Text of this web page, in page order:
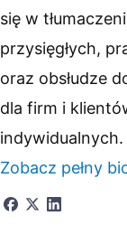
się w
przysięgłych,
oraz obsłudze
dla firm i
indywidualnych.
Zobacz pełny